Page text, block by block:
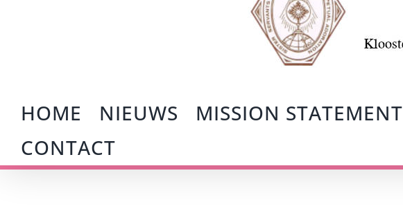
HOME NIEUWS MISSION STATEMENT
CONTACT